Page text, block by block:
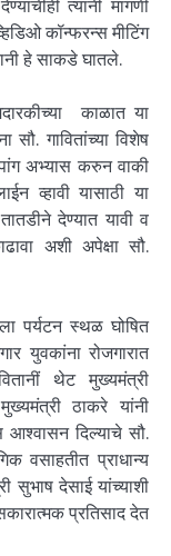
त्यांनी मागणी
कॉन्फरन्स मीटिंग
हे साकडे घातले.
काळात या
सौ. गावितांच्या विशेष
अभ्यास करुन वाकी
व्हावी यासाठी या
देण्यात यावी व
अशी अपेक्षा सौ.
पर्यटन स्थळ घोषित
युवकांना रोजगारात
थेट मुख्यमंत्री
ठाकरे यांनी
दिल्याचे सौ.
वसाहतीत प्राधान्य
सुभाष देसाई यांच्याशी
प्रतिसाद देत